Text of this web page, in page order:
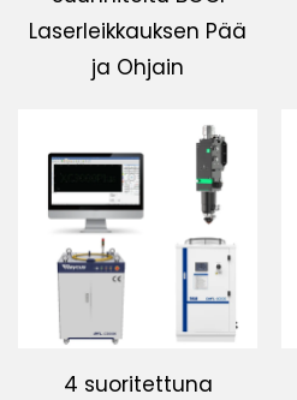
Laserleikkauksen Pää
ja Ohjain
4 suoritettuna